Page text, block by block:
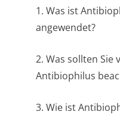
1. Was ist
angewendet?
2. Was sollten Sie
Antibiophilus
3. Wie ist